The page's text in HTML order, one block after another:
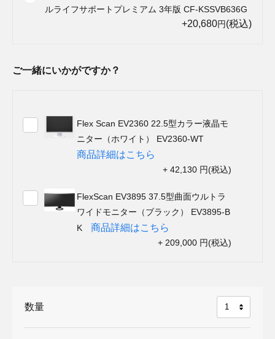
ルライフサポートプレミアム 3年版 CF-KSSVB636G
+20,680円(税込)
ご一緒にいかがですか？
Flex Scan EV2360 22.5型カラー液晶モ
ニター（ホワイト） EV2360-WT
商品詳細はこちら
+ 42,130 円(税込)
FlexScan EV3895 37.5型曲面ウルトラ
ワイドモニター（ブラック） EV3895-B
K 商品詳細はこちら
+ 209,000 円(税込)
数量